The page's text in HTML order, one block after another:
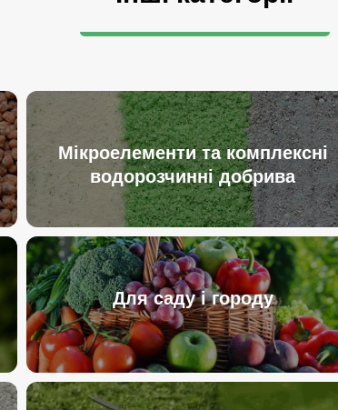
Мікроелементи та комплексні
водорозчинні добрива
Для саду і городу